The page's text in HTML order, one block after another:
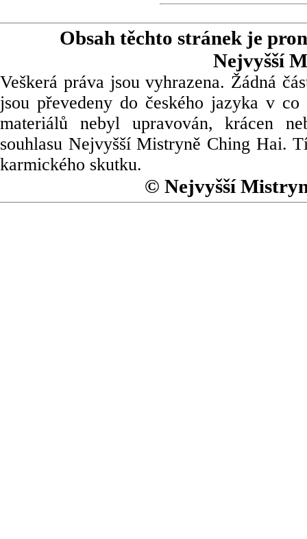
Obsah těchto stránek je
Nejvyšší
Veškerá práva jsou vyhrazena. Žádná
jsou převedeny do českého jazyka v
materiálů nebyl upravován, krácen
souhlasu Nejvyšší Mistryně Ching Hai.
karmického skutku.
© Nejvyšší